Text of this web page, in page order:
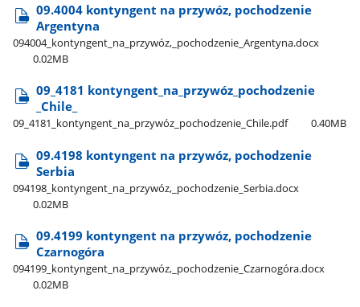
09.4004 kontyngent na przywóz, pochodzenie
Argentyna
094004​_kontyngent​_na​_przywóz,​_pochodzenie​_Argentyna.docx
0.02MB
09​_4181 kontyngent​_na​_przywóz​_pochodzenie​
_Chile​_
09​_4181​_kontyngent​_na​_przywóz​_pochodzenie​_Chile.pdf 0.40MB
09.4198 kontyngent na przywóz, pochodzenie
Serbia
094198​_kontyngent​_na​_przywóz,​_pochodzenie​_Serbia.docx
0.02MB
09.4199 kontyngent na przywóz, pochodzenie
Czarnogóra
094199​_kontyngent​_na​_przywóz,​_pochodzenie​_Czarnogóra.docx
0.02MB